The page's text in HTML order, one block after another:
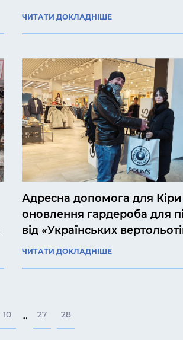
ЧИТАТИ ДОКЛАДНІШЕ
Адресна допомога для
оновлення гардероба для
від «Українських
ЧИТАТИ ДОКЛАДНІШЕ
10 ... 27 28